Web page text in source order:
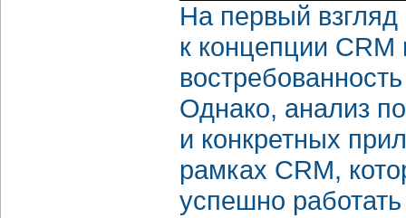
На первый взгляд
к концепции
Однако, анализ
и конкретных
рамках CRM,
успешно